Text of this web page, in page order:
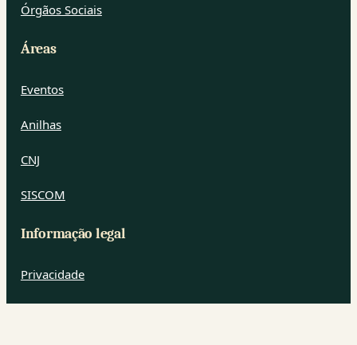
Órgãos Sociais
Áreas
Eventos
Anilhas
CNJ
SISCOM
Informação legal
Privacidade
Cookies